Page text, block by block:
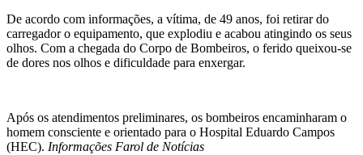
De acordo com informações, a vítima, de 49 anos, foi retirar do
carregador o equipamento, que explodiu e acabou atingindo os seus
olhos. Com a chegada do Corpo de Bombeiros, o ferido queixou-se
de dores nos olhos e dificuldade para enxergar.
Após os atendimentos preliminares, os bombeiros encaminharam o
homem consciente e orientado para o Hospital Eduardo Campos
(HEC). Informações Farol de Notícias